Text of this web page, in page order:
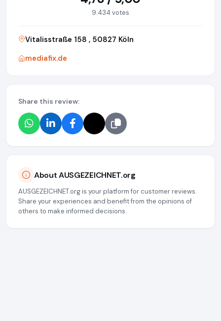
9.434 votes
Vitalisstraße 158 , 50827 Köln
mediafix.de
Share this review:
About AUSGEZEICHNET.org
AUSGEZEICHNET.org is your platform for customer reviews.
Share your experiences and benefit from the opinions of
others to make informed decisions.